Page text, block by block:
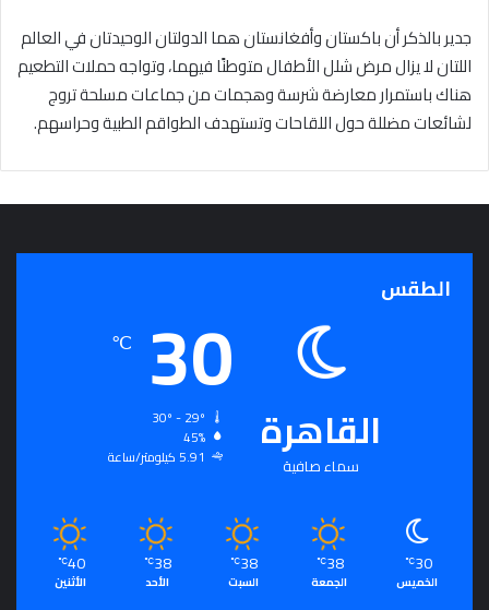
جدير بالذكر أن باكستان وأفغانستان هما الدولتان الوحيدتان في العالم
اللتان لا يزال مرض شلل الأطفال متوطنًا فيهما، وتواجه حملات التطعيم
هناك باستمرار معارضة شرسة وهجمات من جماعات مسلحة تروج
لشائعات مضللة حول اللقاحات وتستهدف الطواقم الطبية وحراسهم.
الطقس
القاهرة
سماء صافية
30
℃
45%
5.91 كيلومتر/ساعة
30
℃
الخميس
38
℃
الجمعة
38
℃
السبت
38
℃
الأحد
40
℃
الأثنين